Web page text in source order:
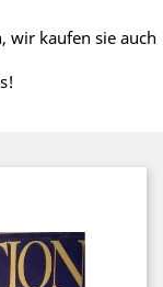
wir kaufen sie auch